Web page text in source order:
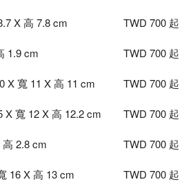
可點擊圖片放大）
X 高 7.8 cm TWD 700 起
1.9 cm TWD 700 起
X 寬 11 X 高 11 cm TWD 700 起
X 寬 12 X 高 12.2 cm TWD 700 起
2.8 cm TWD 700 起
16 X 高 13 cm TWD 700 起